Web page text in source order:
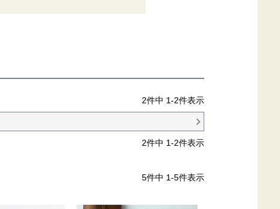
2件中 1-2件表示
2件中 1-2件表示
5件中 1-5件表示